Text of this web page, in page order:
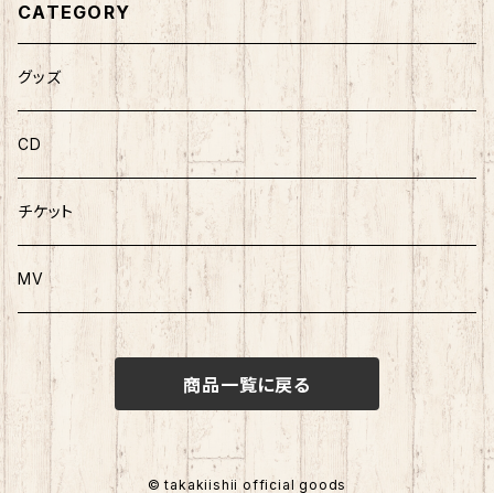
CATEGORY
グッズ
CD
チケット
MV
商品一覧に戻る
© takakiishii official goods